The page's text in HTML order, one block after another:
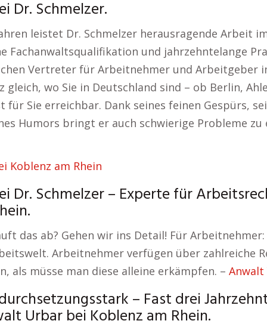
Dr. Schmelzer.
leistet Dr. Schmelzer herausragende Arbeit
Fachanwaltsqualifikation und jahrzehntelange
Vertreter für Arbeitnehmer und Arbeitgeber
gleich, wo Sie in Deutschland sind – ob Berlin,
für Sie erreichbar. Dank seines feinen Gespürs,
Humors bringt er auch schwierige Probleme zu
Dr. Schmelzer – Experte für
das ab? Gehen wir ins Detail! Für
Arbeitnehmer verfügen über zahlreiche
als müsse man diese alleine erkämpfen. – Anwalt
– Fast drei
Urbar bei Koblenz am Rhein.